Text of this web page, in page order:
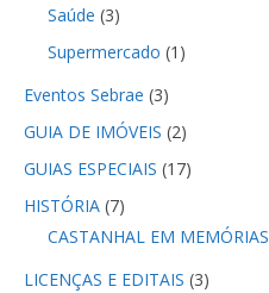
Saúde (3)
Supermercado (1)
Eventos Sebrae (3)
GUIA DE IMÓVEIS (2)
GUIAS ESPECIAIS (17)
HISTÓRIA(7)
CASTANHAL EM MEMÓRIAS
LICENÇAS E EDITAIS (3)